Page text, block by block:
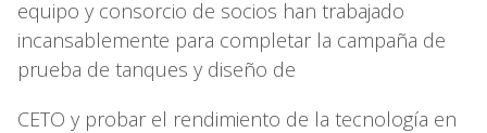
equipo y consorcio de socios han trabajado
incansablemente para completar la campaña de
prueba de tanques y diseño de
CETO y probar el rendimiento de la tecnología en